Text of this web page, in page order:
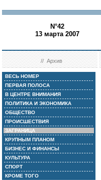
N°42
13 марта 2007
//Архив
ВЕСЬ НОМЕР
ПЕРВАЯ ПОЛОСА
В ЦЕНТРЕ ВНИМАНИЯ
ПОЛИТИКА И ЭКОНОМИКА
ОБЩЕСТВО
ПРОИСШЕСТВИЯ
ЗАГРАНИЦА
КРУПНЫМ ПЛАНОМ
БИЗНЕС И ФИНАНСЫ
КУЛЬТУРА
СПОРТ
КРОМЕ ТОГО